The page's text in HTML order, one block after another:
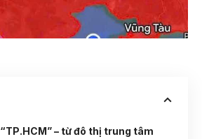
– từ đô thị trung tâm